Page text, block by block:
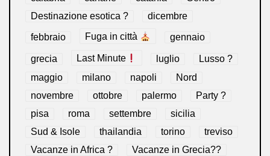
Destinazione esotica ?
dicembre
febbraio Fuga in città gennaio
grecia Last Minute luglio
Lusso ?
maggio
milano napoli
Nord
novembre
ottobre palermo
Party ?
pisa
roma settembre
sicilia
Sud & Isole
thailandia torino
treviso
Vacanze in Africa ?
Vacanze in Grecia??